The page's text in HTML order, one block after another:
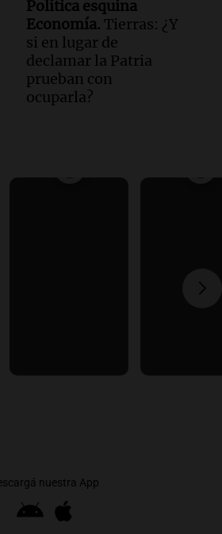
Política esquina
Economía. Tierras: ¿Y
si en lugar de
declamar la Patria
prueban con
ocuparla?
nuestra App